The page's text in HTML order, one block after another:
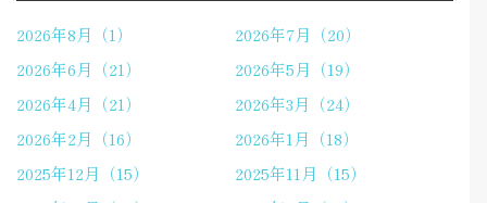
2026年8月（1）
2026年7月（20）
2026年6月（21）
2026年5月（19）
2026年4月（21）
2026年3月（24）
2026年2月（16）
2026年1月（18）
2025年12月（15）
2025年11月（15）